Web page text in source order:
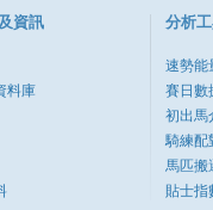
資訊
料庫
分析
速勢能
賽日數
初出馬
騎練配
馬匹搬
貼士指